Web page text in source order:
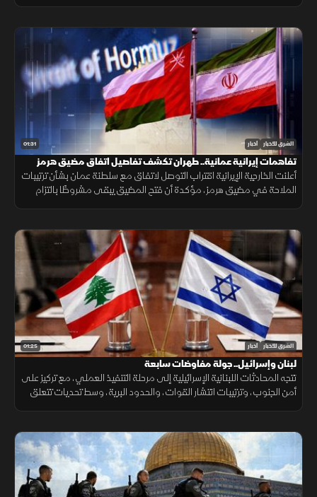
01:31 الشرق للأخبار أخبار
تفاهمات إيرانية عمانية.. طهران تكشف تفاصيل اتفاق مضيق هرمز
أعلنت الخارجية الإيرانية اقتراب التوصل لاتفاق مع سلطنة عمان بشأن ترتيبات
الملاحة في مضيق هرمز، مؤكدة أن فتح المضيق يبقى مشروطًا بالتزام
01:25 الشرق للأخبار أخبار
لبنان وإسرائيل.. جولة مفاوضات سابعة
تتجه المحادثات اللبنانية الإسرائيلية إلى مرحلة التنفيذ العملي، مع تركيز على
أمن الجنوب، وترتيبات انتشار القوات، والحدود البرية، وسط تحديات تتعلق